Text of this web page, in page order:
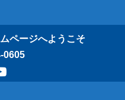
ページへようこそ
0605